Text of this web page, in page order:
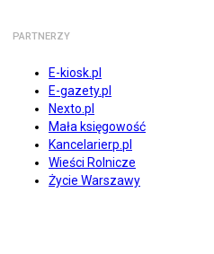
PARTNERZY
E-kiosk.pl
E-gazety.pl
Nexto.pl
Mała księgowość
Kancelarierp.pl
Wieści Rolnicze
Życie Warszawy